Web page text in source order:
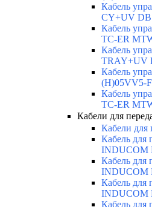
Кабель
CY+UV
Кабель
TC-ER
Кабель
TRAY+UV
Кабель
(H)05VV5-
Кабель
TC-ER
Кабели для
Кабели для
Кабель для
INDUCOM
Кабель для
INDUCOM
Кабель для
INDUCOM
Кабель для